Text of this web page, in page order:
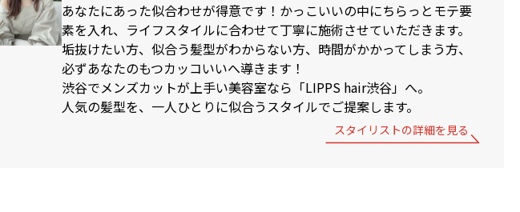
あなたにあった似合わせが得意です！かっこいいの中にちらっとモテ要
素を入れ、ライフスタイルに合わせて丁寧に施術させていただきます。
垢抜けたい方、似合う髪型がわからない方、時間がかかってしまう方、
必ずあなたのもつカッコいいへ導きます！
渋谷でメンズカットが上手い美容室なら「LIPPS hair渋谷」へ。
人気の髪型を、一人ひとりに似合うスタイルでご提案します。
スタイリストの詳細を見る